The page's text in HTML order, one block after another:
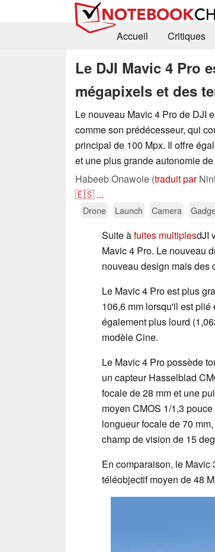
Accueil
Critiques
Le DJI Mavic 4 Pro
mégapixels et des
Le nouveau Mavic 4 Pro de DJI
comme son prédécesseur, qui
principal de 100 Mpx. Il offre
et une plus grande autonomie
Habeeb Onawole (traduit par
🇪🇸 ...
Drone Launch Camera
Suite àfuites multiplesdJI
Mavic 4 Pro. Le nouveau
nouveau design mais des
Le Mavic 4 Pro est plus
106,6 mm lorsqu'il est
également plus lourd
modèle Cine.
Le Mavic 4 Pro possède
un capteur Hasselblad
focale de 28 mm et une
moyen CMOS 1/1,3
longueur focale de 70
champ de vision de 15
En comparaison, le Mavic
téléobjectif moyen de 48